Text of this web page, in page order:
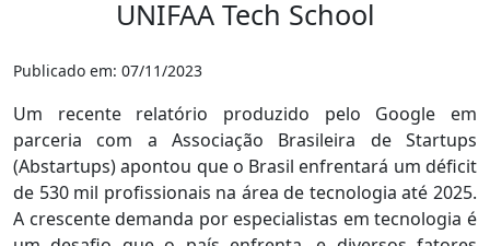
UNIFAA Tech School
Publicado em: 07/11/2023
Um recente relatório produzido pelo Google em
parceria com a Associação Brasileira de Startups
(Abstartups) apontou que o Brasil enfrentará um déficit
de 530 mil profissionais na área de tecnologia até 2025.
A crescente demanda por especialistas em tecnologia é